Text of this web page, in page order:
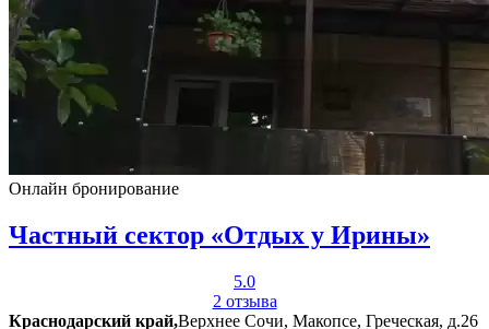
Онлайн бронирование
Частный сектор «Отдых у Ирины»
5.0
2 отзыва
Краснодарский край,Верхнее Сочи, Макопсе, Греческая, д.26